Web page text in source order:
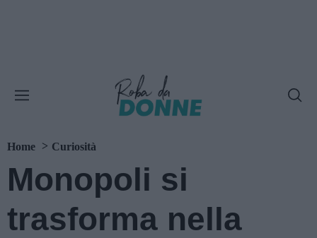
Home Curiosità
Monopoli si
trasforma nella